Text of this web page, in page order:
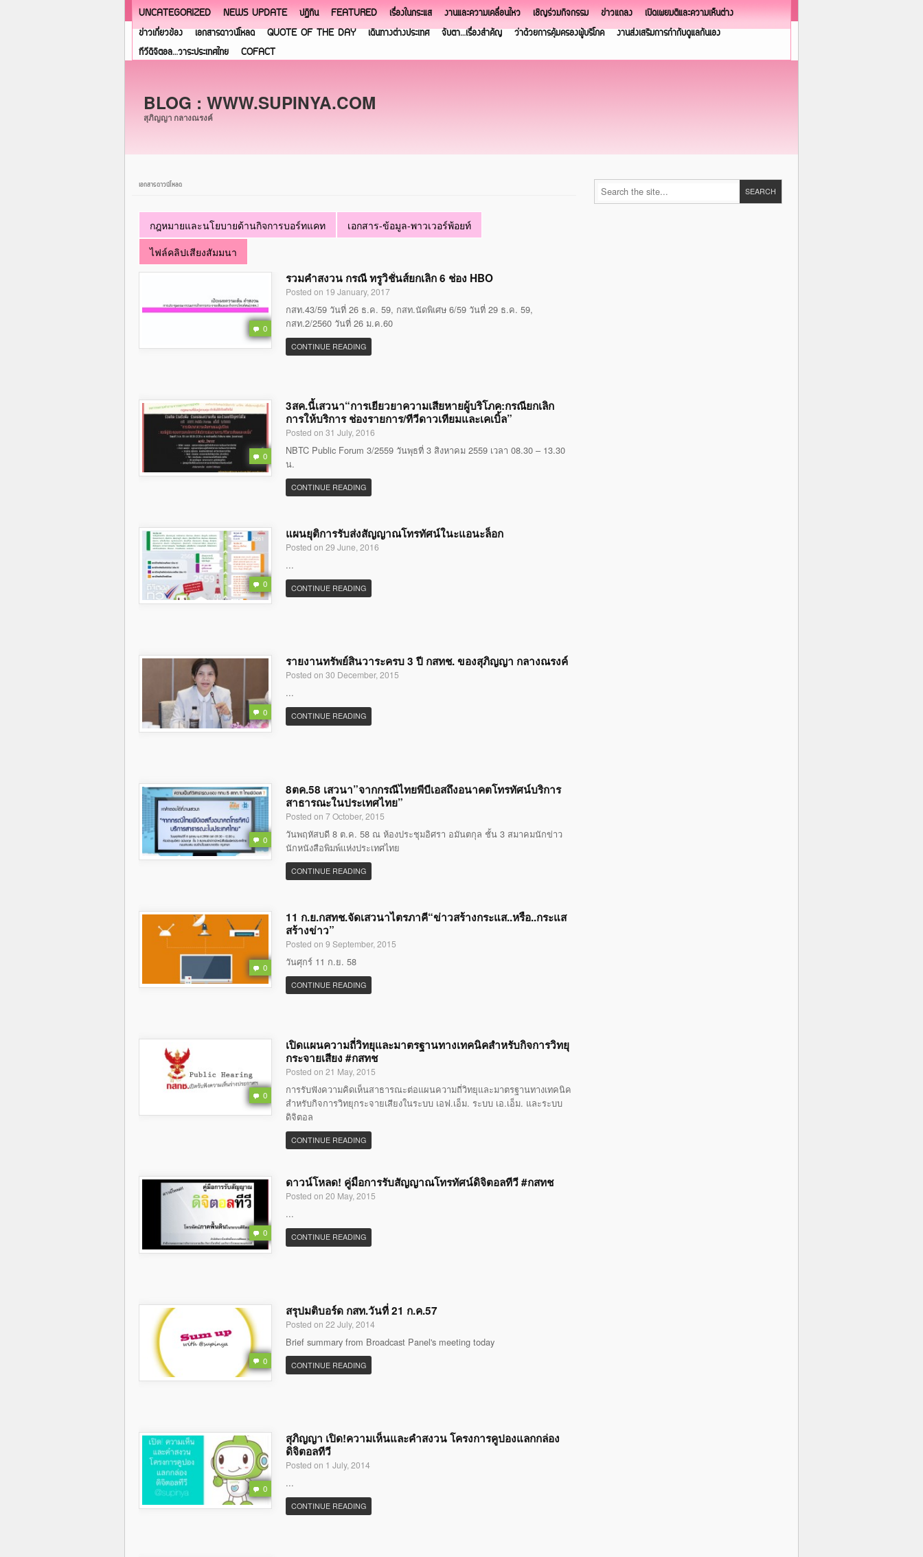
UNCATEGORIZED NEWS UPDATE ปฏิทิน FEATURED เรื่องในกระแส งานและความเคลื่อนไหว เชิญร่วมกิจกรรม ข่าวแถลง
เปิดเผยมติและความเห็นต่าง
ข่าวเกี่ยวข้อง
เอกสารดาวน์โหลด QUOTE OF THE DAY เดินทางต่างประเทศ จับตา…เรื่องสำคัญ ว่าด้วยการคุ้มครองผู้บริโภค
งานส่งเสริมการกำกับดูแลกันเอง
ทีวีดิจิตอล…วาระประเทศไทย
COFACT
BLOG : WWW.SUPINYA.COM
สุภิญญา กลางณรงค์
เอกสารดาวน์โหลด
กฎหมายและนโยบายด้านกิจการบอร์ทแคท
เอกสาร-ข้อมูล-พาวเวอร์พ้อยท์
ไฟล์คลิปเสียงสัมมนา
0
รวมคำสงวน กรณี ทรูวิชั่นส์ยกเลิก 6 ช่อง HBO
Posted on 19 January, 2017
กสท.43/59 วันที่ 26 ธ.ค. 59, กสท.นัดพิเศษ 6/59 วันที่ 29 ธ.ค. 59,
กสท.2/2560 วันที่ 26 ม.ค.60
CONTINUE READING
0
3สค.นี้เสวนา“การเยียวยาความเสียหายผู้บริโภค:กรณียกเลิก
การให้บริการ ช่องรายการ/ทีวีดาวเทียมและเคเบิ้ล”
Posted on 31 July, 2016
NBTC Public Forum 3/2559 วันพุธที่ 3 สิงหาคม 2559 เวลา 08.30 – 13.30
น.
CONTINUE READING
0
แผนยุติการรับส่งสัญญาณโทรทัศน์ในะแอนะล็อก
Posted on 29 June, 2016
...
CONTINUE READING
0
รายงานทรัพย์สินวาระครบ 3 ปี กสทช. ของสุภิญญา กลางณรงค์
Posted on 30 December, 2015
...
CONTINUE READING
0
8ตค.58 เสวนา”จากกรณีไทยพีบีเอสถึงอนาคตโทรทัศน์บริการ
สาธารณะในประเทศไทย”
Posted on 7 October, 2015
วันพฤหัสบดี 8 ต.ค. 58 ณ ห้องประชุมอิศรา อมันตกุล ชั้น 3 สมาคมนักข่าว
นักหนังสือพิมพ์แห่งประเทศไทย
CONTINUE READING
0
11 ก.ย.กสทช.จัดเสวนาไตรภาคี“ข่าวสร้างกระแส..หรือ..กระแส
สร้างข่าว”
Posted on 9 September, 2015
วันศุกร์ 11 ก.ย. 58
CONTINUE READING
0
เปิดแผนความถี่วิทยุและมาตรฐานทางเทคนิคสำหรับกิจการวิทยุ
กระจายเสียง #กสทช
Posted on 21 May, 2015
การรับฟังความคิดเห็นสาธารณะต่อแผนความถี่วิทยุและมาตรฐานทางเทคนิค
สำหรับกิจการวิทยุกระจายเสียงในระบบ เอฟ.เอ็ม. ระบบ เอ.เอ็ม. และระบบ
ดิจิตอล
CONTINUE READING
0
ดาวน์โหลด! คู่มือการรับสัญญาณโทรทัศน์ดิจิตอลทีวี #กสทช
Posted on 20 May, 2015
...
CONTINUE READING
0
สรุปมติบอร์ด กสท.วันที่ 21 ก.ค.57
Posted on 22 July, 2014
Brief summary from Broadcast Panel's meeting today
CONTINUE READING
0
สุภิญญา เปิด!ความเห็นและคำสงวน โครงการคูปองแลกกล่อง
ดิจิตอลทีวี
Posted on 1 July, 2014
...
CONTINUE READING